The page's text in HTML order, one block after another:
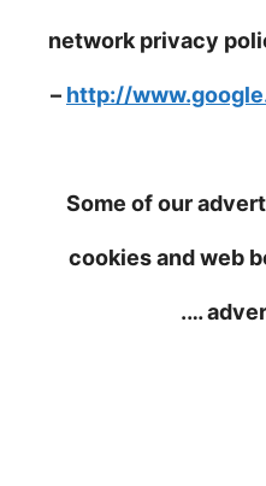
network privacy
– http://
Some of our
cookies and web